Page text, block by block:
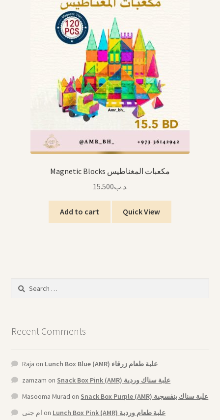
Magnetic Blocks مكعبات المغناطيس
.د.ب15.500
Add to cart Quick View
Search
Recent Comments
Raja on
Lunch Box Blue (AMR) علبة طعام زرقاء
zamzam on
Snack Box Pink (AMR) علبة سناك وردية
Masooma Murad on
Snack Box Purple (AMR) علبة سناك بنفسجية
ام جنى on Lunch Box Pink (AMR) علبة طعام وردية